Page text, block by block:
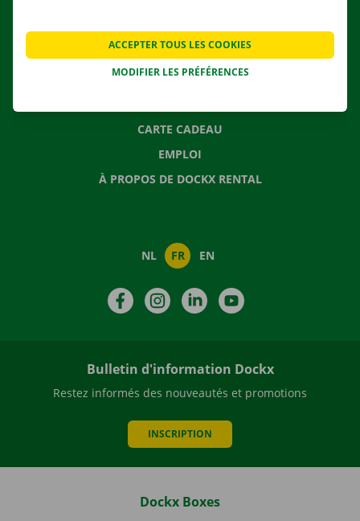
QUESTIONS FRÉQUENTES
CARTE CADEAU
EMPLOI
À PROPOS DE DOCKX RENTAL
NL FR EN
FacebookInstagramLinkedIn
Bulletin d'information Dockx
Restez informés des nouveautés et promotions
INSCRIPTION
Dockx Boxes
MODIFIER LES PRÉFÉRENCES
ACCEPTER TOUS LES COOKIES